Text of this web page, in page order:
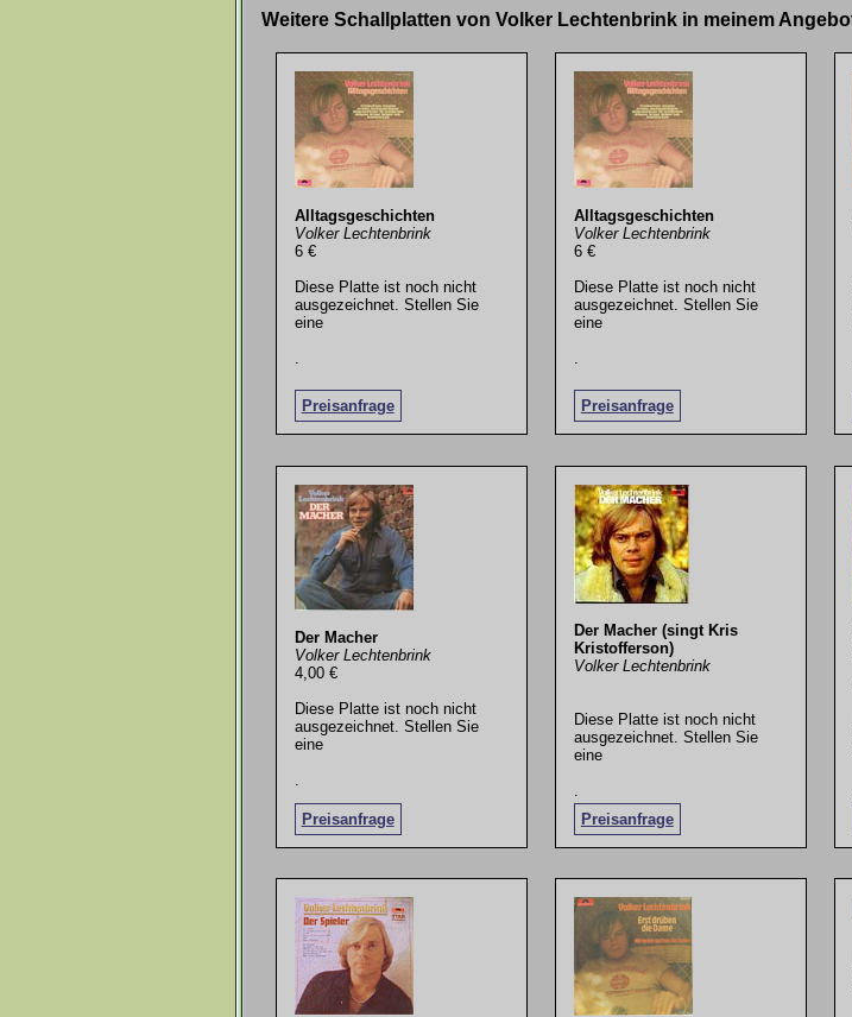
Weitere Schallplatten von Volker Lechtenbrink in meinem
Alltagsgeschichten
Volker Lechtenbrink
6 €
Diese Platte ist noch nicht
ausgezeichnet. Stellen Sie
eine
Preisanfrage
Alltagsgeschichten
Volker Lechtenbrink
6 €
Diese Platte ist noch nicht
ausgezeichnet. Stellen Sie
eine
Preisanfrage
Der Macher
Volker Lechtenbrink
4,00 €
Diese Platte ist noch nicht
ausgezeichnet. Stellen Sie
eine
Preisanfrage
.
Der Macher (singt Kris
Kristofferson)
Volker Lechtenbrink
Diese Platte ist noch nicht
ausgezeichnet. Stellen Sie
eine
Preisanfrage
.